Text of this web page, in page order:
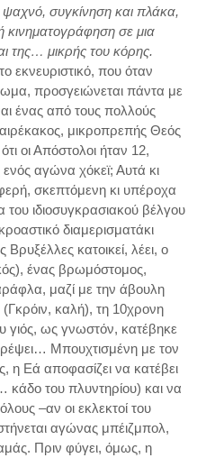
συγκίνηση και πλάκα,
κινηματογράφηση σε μια
της… μικρής του κόρης.
εκνευριστικό, που όταν
προσγειώνεται πάντα με
ένας από τους πολλούς
μικροπρεπής Θεός
οι Απόστολοι ήταν 12,
ενός αγώνα χόκεϊ; Αυτά κι
σκεπτόμενη κι υπέροχα
του ιδιοσυγκρασιακού βέλγου
διαμερισματάκι
κατοικεί, λέει, ο
ένας βρωμόστομος,
μαζί με την άβουλη
καλή), τη 10χρονη
γιός, ως γνωστόν, κατέβηκε
Μπουχτισμένη με τον
η Εά αποφασίζει να κατέβει
κάδο του πλυντηρίου) και να
–αν οι εκλεκτοί του
αγώνας μπέιζμπολ,
Πριν φύγει, όμως, η